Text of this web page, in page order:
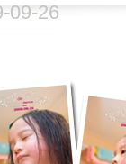
09-26